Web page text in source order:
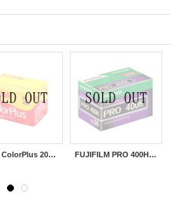
Kodak ColorPlus 200｜36枚撮り FUJIFILM PRO 400H｜36枚撮り